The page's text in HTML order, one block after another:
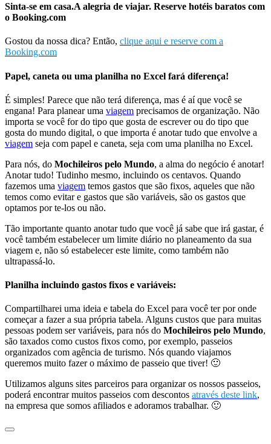
Sinta-se em casa.A alegria de viajar. Reserve hotéis baratos com
o Booking.com
Gostou da nossa dica? Então, clique aqui e reserve com a
Booking.com
Papel, caneta ou uma planilha no Excel fará diferença!
É simples! Parece que não terá diferença, mas é aí que você se
engana! Para planear uma viagem precisamos de organização. Não
importa se você for do tipo que gosta de escrever ou do tipo que
gosta do mundo digital, o que importa é anotar tudo que envolve a
viagem seja com papel e caneta, seja com uma planilha no Excel.
Para nós, do Mochileiros pelo Mundo, a alma do negócio é anotar!
Anotar tudo! Tudinho mesmo, incluindo os centavos. Quando
fazemos uma viagem temos gastos que são fixos, aqueles que não
temos como evitar e gastos que são variáveis, são os gastos que
optamos por te-los ou não.
Tão importante quanto anotar tudo que você já sabe que irá gastar, é
você também estabelecer um limite diário no planeamento da sua
viagem e, não só estabelecer este limite, como também não
ultrapassá-lo.
Planilha incluindo gastos fixos e variáveis:
Compartilharei uma ideia e tabela do Excel para você ter por onde
começar a fazer a sua própria tabela. Alguns custos que para muitas
pessoas podem ser variáveis, para nós do Mochileiros pelo Mundo,
são taxados como custos fixos como, por exemplo, passeios
organizados com agência de turismo. Nós quando viajamos
queremos muito fazer o máximo de passeio que tiver! 🙂
Utilizamos alguns sites parceiros para organizar os nossos passeios,
poderá encontrar muitos passeios com descontos através deste link,
na empresa que somos afiliados e adoramos trabalhar. 🙂